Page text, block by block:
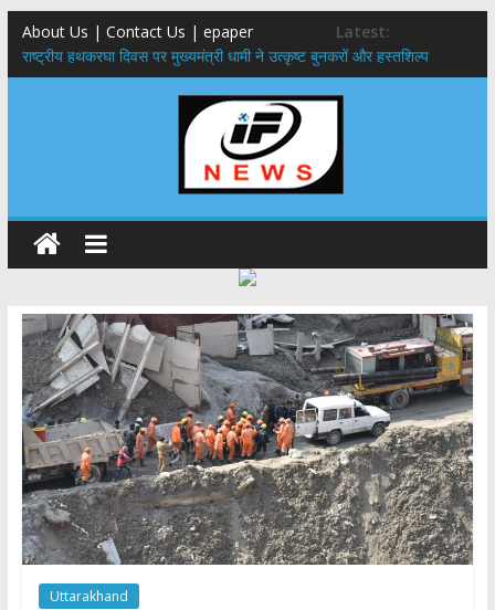
About Us | Contact Us | epaper
Latest:
राष्ट्रीय हथकरघा दिवस पर मुख्यमंत्री धामी ने उत्कृष्ट बुनकरों और हस्तशिल्प
कारीगरों को किया सम्मानित
मुख्यमंत्री ने उत्तराखण्ड क्षत्रिय कल्याण समिति की वेबसाइट एवं क्षत्रिय जागरण
मुख्यमंत्री ने हर घर तिरंगा यात्रा कार्यक्रम में किया प्रतिभाग,मुख्यमंत्री ने
प्रदेशवासियों से स्वतंत्रता दिवस पर अपने घरों में तिरंगा फहराने का किया आवाह्न
नंदा की चौकी पुल हादसा: PWD के EE, AE और JE निलंबित, सीएम धामी के निर्देश
पर सख्त कार्रवाई
मुख्यमंत्री ने 9 लाख 87 हजार17 पेंशन लाभार्थियों को कुल 146 करोड़ 32 लाख
की पेंशन राशि का किया भुगतान
Uttarakhand